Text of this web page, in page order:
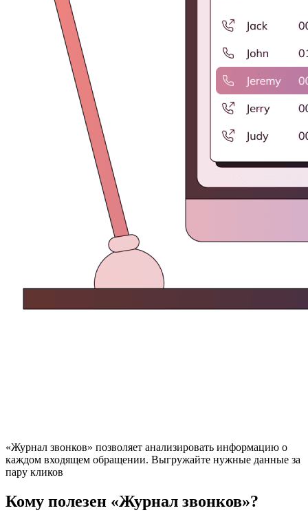
«Журнал звонков» позволяет анализировать информацию о
каждом входящем обращении. Выгружайте нужные данные за
пару кликов
Кому полезен «Журнал звонков»?